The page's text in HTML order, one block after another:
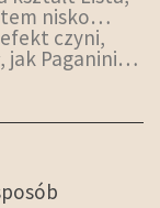
nisko…
czyni,
jak Paganini…